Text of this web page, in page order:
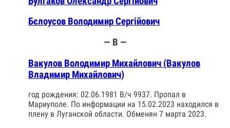
Бєлоусов Володимир Сергійович
— В —
Вакулов Володимир Михайлович (Вакулов
Владимир Михайлович)
год рождения: 02.06.1981 В/ч 9937. Пропал в
Мариуполе. По информации на 15.02.2023 находился в
плену в Луганской области. Обменян 7 марта 2023.